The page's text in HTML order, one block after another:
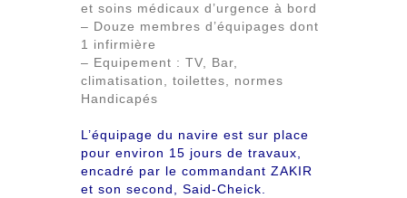
et soins médicaux d’urgence à bord
– Douze membres d’équipages dont
1 infirmière
– Equipement : TV, Bar,
climatisation, toilettes, normes
Handicapés
L’équipage du navire est sur place
pour environ 15 jours de travaux,
encadré par le commandant ZAKIR
et son second, Said-Cheick.